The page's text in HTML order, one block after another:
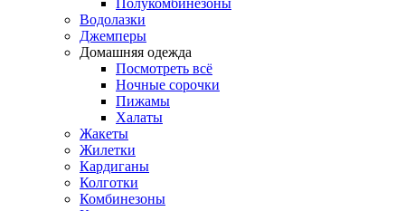
Водолазки
Джемперы
Домашняя одежда
Посмотреть всё
Ночные сорочки
Пижамы
Халаты
Жакеты
Жилетки
Кардиганы
Колготки
Комбинезоны